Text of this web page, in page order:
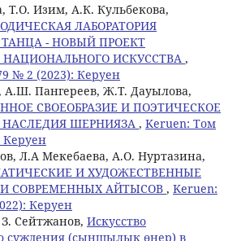
Т.О. Изим, А.К. Кульбекова,
ЛАБОРАТОРИЯ
- НОВЫЙ ПРОЕКТ
НАЦИОНАЛЬНОГО ИСКУССТВА ,
№ 2 (2023): Керуен
А.Ш. Пангереев, Ж.Т. Дауылова,
СВОЕОБРАЗИЕ И ПОЭТИЧЕСКОЕ
НАСЛЕДИЯ ШЕРНИЯЗА , Keruen: Том
Керуен
Л.A Мекебаева, А.О. Нуртазина,
И ХУДОЖЕСТВЕННЫЕ
СОВРЕМЕННЫХ АЙТЫСОВ , Keruen:
Керуен
Сейтжанов, Искусство
суждения (сыншылық өнер) в